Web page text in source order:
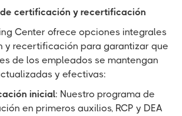
certificación y recertificación
Center ofrece opciones integrales
y recertificación para garantizar que
de los empleados se mantengan
y efectivas:
inicial: Nuestro programa de
en primeros auxilios, RCP y DEA